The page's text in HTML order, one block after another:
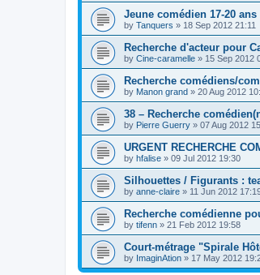
Jeune comédien 17-20 ans
by Tanquers » 18 Sep 2012 21:11
Recherche d'acteur pour
by Cine-caramelle » 15 Sep 2012
Recherche comédiens/
by Manon grand » 20 Aug 2012
38 – Recherche
by Pierre Guerry » 07 Aug 2012
URGENT RECHERCHE
by hfalise » 09 Jul 2012 19:30
Silhouettes / Figurants :
by anne-claire » 11 Jun 2012
Recherche comédienne
by tifenn » 21 Feb 2012 19:58
Court-métrage "Spirale
by ImaginAtion » 17 May 2012